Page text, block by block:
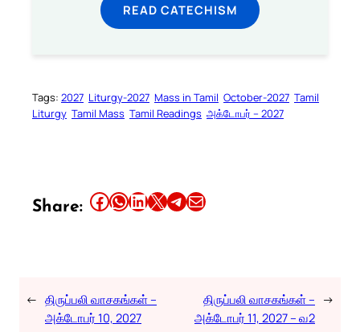
READ CATECHISM
Tags: 2027 Liturgy-2027 Mass in Tamil October-2027 Tamil
Liturgy Tamil Mass Tamil Readings அக்டோபர் – 2027
Share: Share this article on Facebook Share this article on WhatsApp Share this article on LinkedIn Share this article on X Share this article on TelegramEmail this Article
← திருப்பலி வாசகங்கள் –
அக்டோபர் 10, 2027
திருப்பலி வாசகங்கள் –
அக்டோபர் 11, 2027 – வ2
→